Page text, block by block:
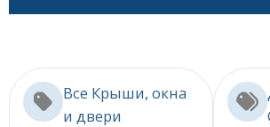
Все Крыши, окна
и двери